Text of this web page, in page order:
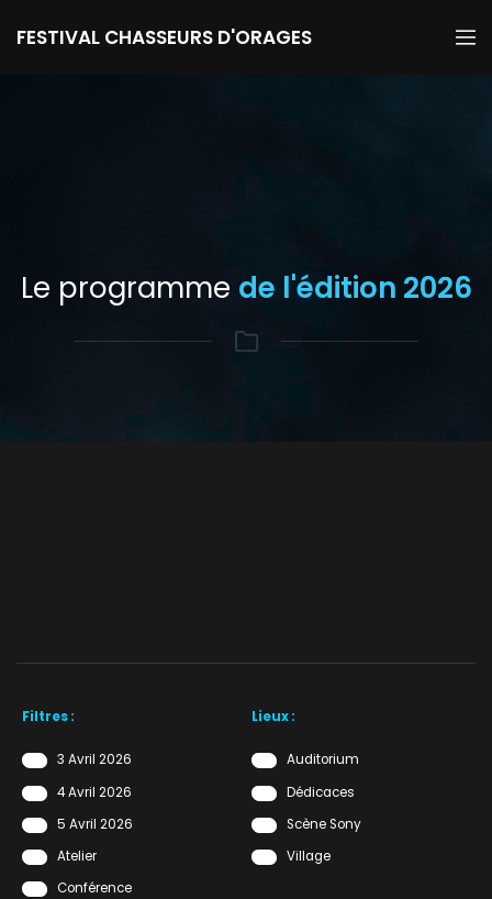
FESTIVAL CHASSEURS D'ORAGES
Le programme de l'édition 2026
Filtres :
3 Avril 2026
4 Avril 2026
5 Avril 2026
Atelier
Conférence
Lieux :
Auditorium
Dédicaces
Scène Sony
Village